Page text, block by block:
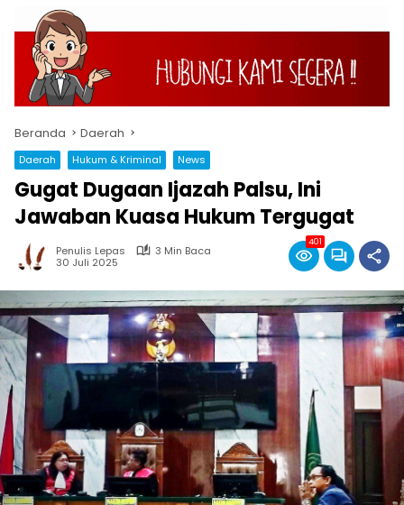
Beranda Daerah
Daerah Hukum & Kriminal News
Gugat Dugaan Ijazah Palsu, Ini
Jawaban Kuasa Hukum Tergugat
Penulis Lepas
3 Min Baca
30 Juli 2025
401